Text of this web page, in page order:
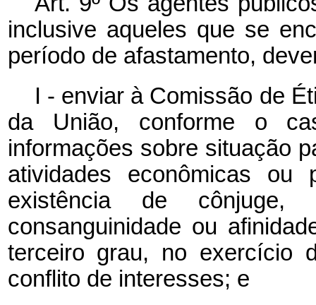
inclusive aqueles que se
período de afastamento,
I - enviar à Comissão de
da União, conforme o
informações sobre situação
atividades econômicas ou
existência de cônjuge,
consanguinidade ou
terceiro grau, no exercício
conflito de interesses; e